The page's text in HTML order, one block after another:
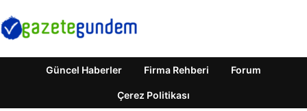
Güncel Haberler Firma Rehberi Forum
Çerez Politikası